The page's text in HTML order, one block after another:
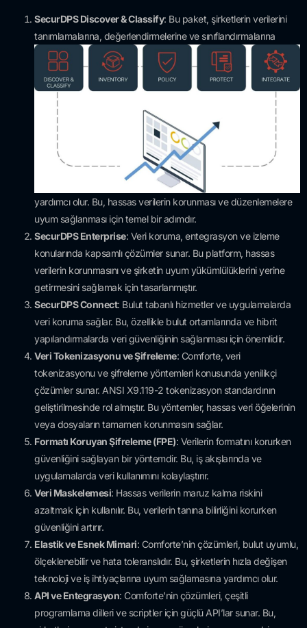
SecurDPS Discover & Classify: Bu paket, şirketlerin verilerini
tanımlamalarına, değerlendirmelerine ve sınıflandırmalarına
yardımcı olur. Bu, hassas verilerin korunması ve düzenlemelere
uyum sağlanması için temel bir adımdır.
SecurDPS Enterprise: Veri koruma, entegrasyon ve izleme
konularında kapsamlı çözümler sunar. Bu platform, hassas
verilerin korunmasını ve şirketin uyum yükümlülüklerini yerine
getirmesini sağlamak için tasarlanmıştır.
SecurDPS Connect: Bulut tabanlı hizmetler ve uygulamalarda
veri koruma sağlar. Bu, özellikle bulut ortamlarında ve hibrit
yapılandırmalarda veri güvenliğinin sağlanması için önemlidir.
Veri Tokenizasyonu ve Şifreleme: Comforte, veri
tokenizasyonu ve şifreleme yöntemleri konusunda yenilikçi
çözümler sunar. ANSI X9.119-2 tokenizasyon standardının
geliştirilmesinde rol almıştır. Bu yöntemler, hassas veri öğelerinin
veya dosyaların tamamen korunmasını sağlar.
Formatı Koruyan Şifreleme (FPE): Verilerin formatını korurken
güvenliğini sağlayan bir yöntemdir. Bu, iş akışlarında ve
uygulamalarda veri kullanımını kolaylaştırır.
Veri Maskelemesi: Hassas verilerin maruz kalma riskini
azaltmak için kullanılır. Bu, verilerin tanına bilirliğini korurken
güvenliğini artırır.
Elastik ve Esnek Mimari: Comforte’nin çözümleri, bulut uyumlu,
ölçeklenebilir ve hata toleranslıdır. Bu, şirketlerin hızla değişen
teknoloji ve iş ihtiyaçlarına uyum sağlamasına yardımcı olur.
API ve Entegrasyon: Comforte’nin çözümleri, çeşitli
programlama dilleri ve scriptler için güçlü API’lar sunar. Bu,